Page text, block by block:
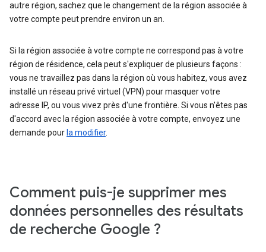
autre région, sachez que le changement de la région associée à
votre compte peut prendre environ un an.
Si la région associée à votre compte ne correspond pas à votre
région de résidence, cela peut s'expliquer de plusieurs façons :
vous ne travaillez pas dans la région où vous habitez, vous avez
installé un réseau privé virtuel (VPN) pour masquer votre
adresse IP, ou vous vivez près d'une frontière. Si vous n'êtes pas
d'accord avec la région associée à votre compte, envoyez une
demande pour la modifier.
Comment puis-je supprimer mes
données personnelles des résultats
de recherche Google ?